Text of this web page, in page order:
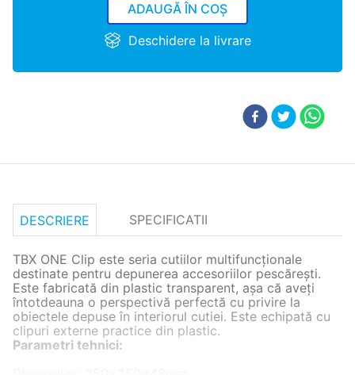
ADAUGĂ ÎN COȘ
Deschidere la livrare
DESCRIERE SPECIFICATII
TBX ONE Clip este seria cutiilor multifuncţionale
destinate pentru depunerea accesoriilor pescăreşti.
Este fabricată din plastic transparent, aşa că aveţi
întotdeauna o perspectivă perfectă cu privire la
obiectele depuse în interiorul cutiei. Este echipată cu
clipuri externe practice din plastic.
Parametri tehnici: